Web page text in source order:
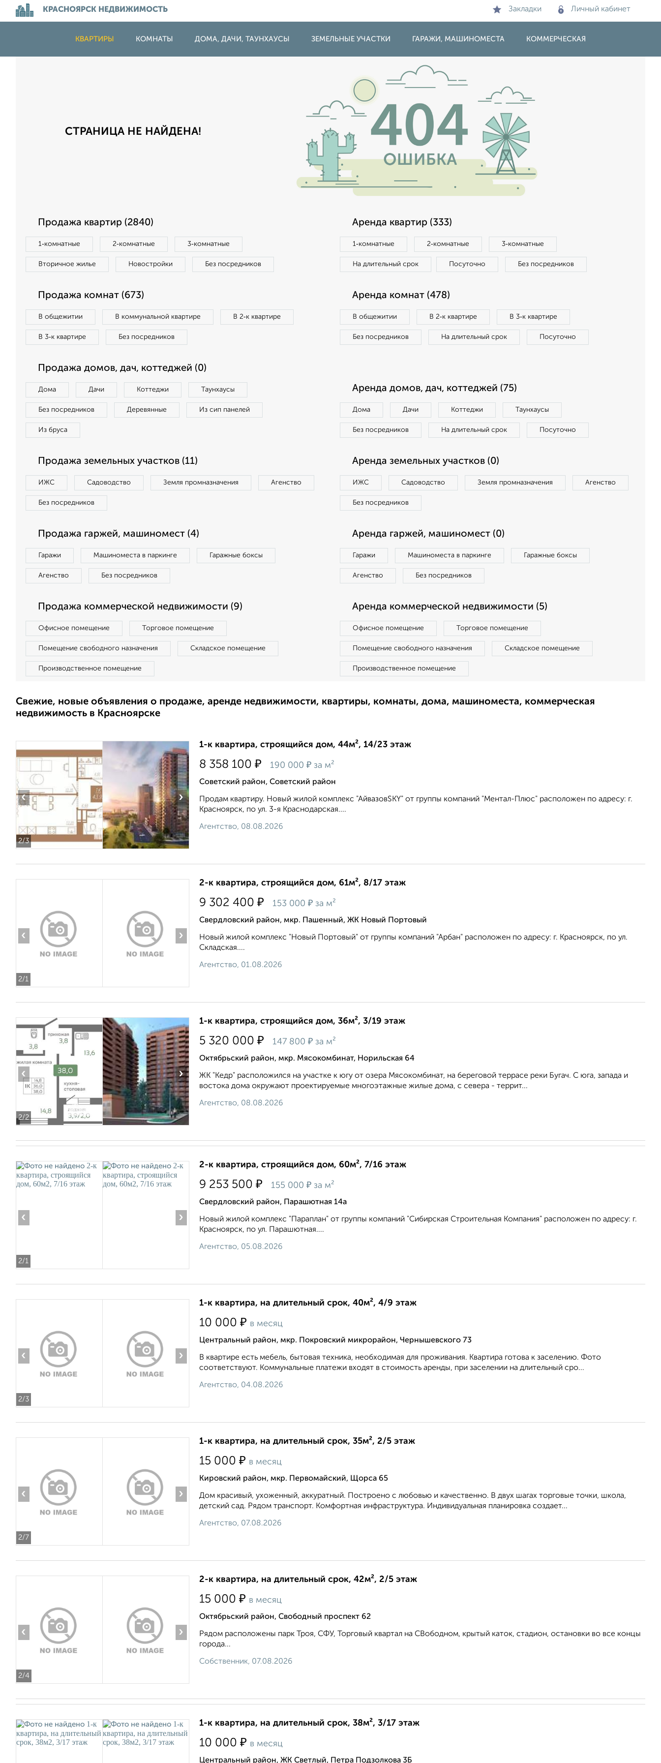
КРАСНОЯРСК НЕДВИЖИМОСТЬ Закладки Личный кабинет
КВАРТИРЫ КОМНАТЫ ДОМА, ДАЧИ, ТАУНХАУСЫ ЗЕМЕЛЬНЫЕ УЧАСТКИ ГАРАЖИ, МАШИНОМЕСТА КОММЕРЧЕСКАЯ
СТРАНИЦА НЕ НАЙДЕНА!
Продажа квартир (2840)
1‑комнатные 2‑комнатные 3‑комнатные
Вторичное жилье Новостройки Без посредников
Аренда квартир (333)
1‑комнатные 2‑комнатные 3‑комнатные
На длительный срок Посуточно Без посредников
Продажа комнат (673)
В общежитии В коммунальной квартире В 2‑к квартире
В 3‑к квартире Без посредников
Аренда комнат (478)
В общежитии В 2‑к квартире В 3‑к квартире
Без посредников На длительный срок Посуточно
Продажа домов, дач, коттеджей (0)
Дома Дачи Коттеджи Таунхаусы
Без посредников Деревянные Из сип панелей
Из бруса
Аренда домов, дач, коттеджей (75)
Дома Дачи Коттеджи Таунхаусы
Без посредников На длительный срок Посуточно
Продажа земельных участков (11)
ИЖС Садоводство Земля промназначения Агенство
Без посредников
Аренда земельных участков (0)
ИЖС Садоводство Земля промназначения Агенство
Без посредников
Продажа гаржей, машиномест (4)
Гаражи Машиноместа в паркинге Гаражные боксы
Агенство Без посредников
Аренда гаржей, машиномест (0)
Гаражи Машиноместа в паркинге Гаражные боксы
Агенство Без посредников
Продажа коммерческой недвижимости (9)
Офисное помещение Торговое помещение
Помещение свободного назначения Складское помещение
Производственное помещение
Аренда коммерческой недвижимости (5)
Офисное помещение Торговое помещение
Помещение свободного назначения Складское помещение
Производственное помещение
Свежие, новые объявления о продаже, аренде недвижимости, квартиры, комнаты, дома, машиноместа, коммерческая
недвижимость в Красноярске
2/3
‹ ›
1-к квартира, строящийся дом, 44м², 14/23 этаж
8 358 100 ₽ 190 000 ₽ за м²
Советский район, Советский район
Продам квартиру. Новый жилой комплекс "АйвазовSKY" от группы компаний "Ментал-Плюс" расположен по адресу: г.
Красноярск, по ул. 3-я Краснодарская....
Агентство, 08.08.2026
2/1
‹ ›
2-к квартира, строящийся дом, 61м², 8/17 этаж
9 302 400 ₽ 153 000 ₽ за м²
Свердловский район, мкр. Пашенный, ЖК Новый Портовый
Новый жилой комплекс "Новый Портовый" от группы компаний "Арбан" расположен по адресу: г. Красноярск, по ул.
Складская....
Агентство, 01.08.2026
2/2
‹ ›
1-к квартира, строящийся дом, 36м², 3/19 этаж
5 320 000 ₽ 147 800 ₽ за м²
Октябрьский район, мкр. Мясокомбинат, Норильская 64
ЖК "Кедр" расположился на участке к югу от озера Мясокомбинат, на береговой террасе реки Бугач. С юга, запада и
востока дома окружают проектируемые многоэтажные жилые дома, с севера - террит...
Агентство, 08.08.2026
2/1
‹ ›
2-к квартира, строящийся дом, 60м², 7/16 этаж
9 253 500 ₽ 155 000 ₽ за м²
Свердловский район, Парашютная 14а
Новый жилой комплекс "Параплан" от группы компаний "Сибирская Строительная Компания" расположен по адресу: г.
Красноярск, по ул. Парашютная....
Агентство, 05.08.2026
2/3
‹ ›
1-к квартира, на длительный срок, 40м², 4/9 этаж
10 000 ₽ в месяц
Центральный район, мкр. Покровский микрорайон, Чернышевского 73
В квартире есть мебель, бытовая техника, необходимая для проживания. Квартира готова к заселению. Фото
соответствуют. Коммунальные платежи входят в стоимость аренды, при заселении на длительный сро...
Агентство, 04.08.2026
2/7
‹ ›
1-к квартира, на длительный срок, 35м², 2/5 этаж
15 000 ₽ в месяц
Кировский район, мкр. Первомайский, Щорса 65
Дом красивый, ухоженный, аккуратный. Построено с любовью и качественно. В двух шагах торговые точки, школа,
детский сад. Рядом транспорт. Комфортная инфраструктура. Индивидуальная планировка создает...
Агентство, 07.08.2026
2/4
‹ ›
2-к квартира, на длительный срок, 42м², 2/5 этаж
15 000 ₽ в месяц
Октябрьский район, Свободный проспект 62
Рядом расположены парк Троя, СФУ, Торговый квартал на СВободном, крытый каток, стадион, остановки во все концы
города...
Собственник, 07.08.2026
1-к квартира, на длительный срок, 38м², 3/17 этаж
10 000 ₽ в месяц
Центральный район, ЖК Светлый, Петра Подзолкова 3Б